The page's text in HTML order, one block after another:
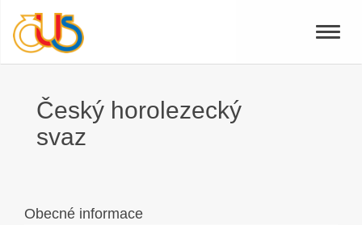
Toggle
Český horolezecký
svaz
Obecné informace